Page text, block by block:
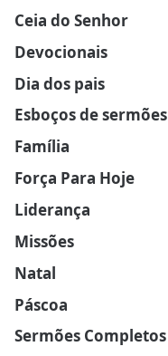
Ceia do Senhor
Devocionais
Dia dos pais
Esboços de sermões
Família
Força Para Hoje
Liderança
Missões
Natal
Páscoa
Sermões Completos